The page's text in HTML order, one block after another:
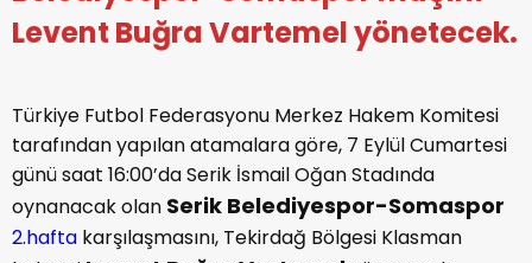
Levent Buğra Vartemel yönetecek.
Türkiye Futbol Federasyonu Merkez Hakem Komitesi
tarafından yapılan atamalara göre, 7 Eylül Cumartesi
günü saat 16:00’da Serik İsmail Oğan Stadında
oynanacak olan Serik Belediyespor-Somaspor
2.hafta karşılaşmasını, Tekirdağ Bölgesi Klasman